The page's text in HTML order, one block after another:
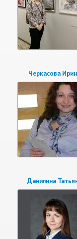
Черкасова
Данилина